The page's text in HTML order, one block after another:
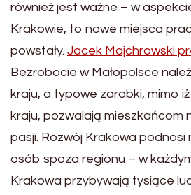
również jest ważne – w
Krakowie, to nowe miejsca
powstały. Jacek Majchrowski
Bezrobocie w Małopolsce
kraju, a typowe zarobki, mimo
kraju, pozwalają mieszkańcom
pasji. Rozwój Krakowa podnosi
osób spoza regionu – w
Krakowa przybywają tysiące